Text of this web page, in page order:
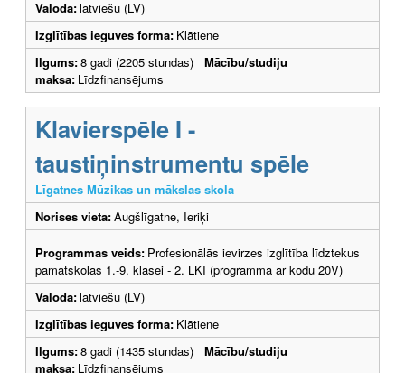
Valoda:latviešu (LV)
Izglītības ieguves forma: Klātiene
Ilgums:8 gadi (2205 stundas) Mācību/studiju
maksa: Līdzfinansējums
Klavierspēle I -
taustiņinstrumentu spēle
Līgatnes Mūzikas un mākslas skola
Norises vieta:Augšlīgatne, Ieriķi
Programmas veids: Profesionālās ievirzes izglītība līdztekus
pamatskolas 1.-9. klasei - 2. LKI (programma ar kodu 20V)
Valoda:latviešu (LV)
Izglītības ieguves forma: Klātiene
Ilgums:8 gadi (1435 stundas) Mācību/studiju
maksa: Līdzfinansējums